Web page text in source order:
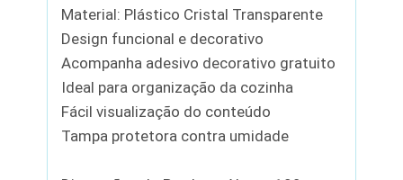
Material: Plástico Cristal Transparente
Design funcional e decorativo
Acompanha adesivo decorativo gratuito
Ideal para organização da cozinha
Fácil visualização do conteúdo
Tampa protetora contra umidade